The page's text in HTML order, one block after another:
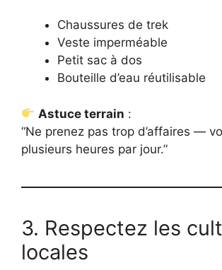
Chaussures de trek
Veste imperméable
Petit sac à dos
Bouteille d’eau réutilisable
Astuce terrain :
“Ne prenez pas trop d’affaires —
plusieurs heures par jour.”
3. Respectez les
locales